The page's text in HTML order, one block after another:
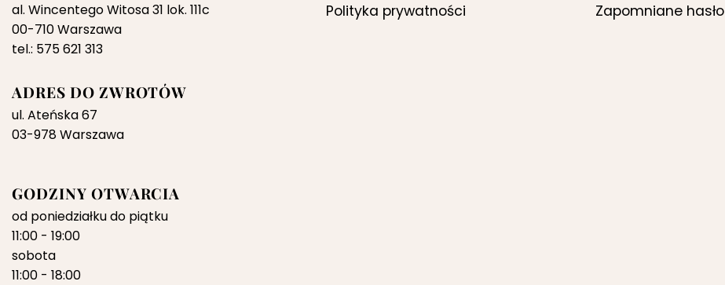
al. Wincentego Witosa 31 lok. 111c
00-710 Warszawa
tel.: 575 621 313
ADRES DO ZWROTÓW
ul. Ateńska 67
03-978 Warszawa
GODZINY OTWARCIA
od poniedziałku do piątku
11:00 - 19:00
sobota
11:00 - 18:00
Polityka prywatności
Zapomniane hasło